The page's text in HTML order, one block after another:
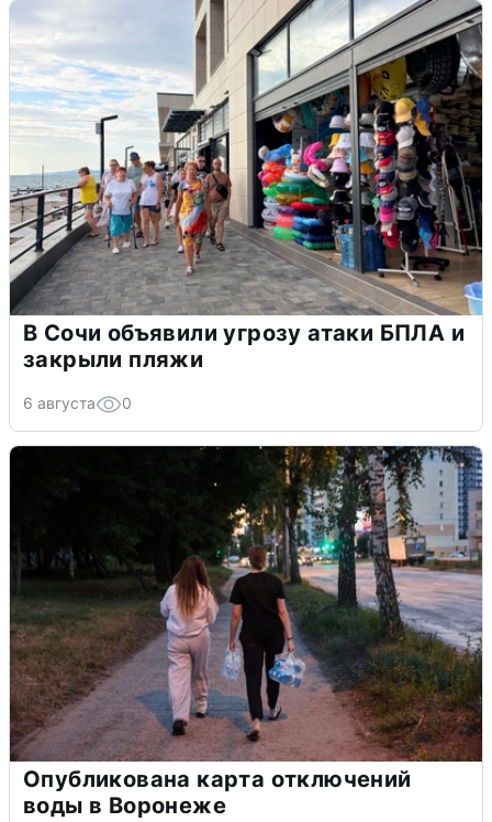
В Сочи объявили угрозу атаки БПЛА и
закрыли пляжи
6 августа 0
Опубликована карта отключений
воды в Воронеже